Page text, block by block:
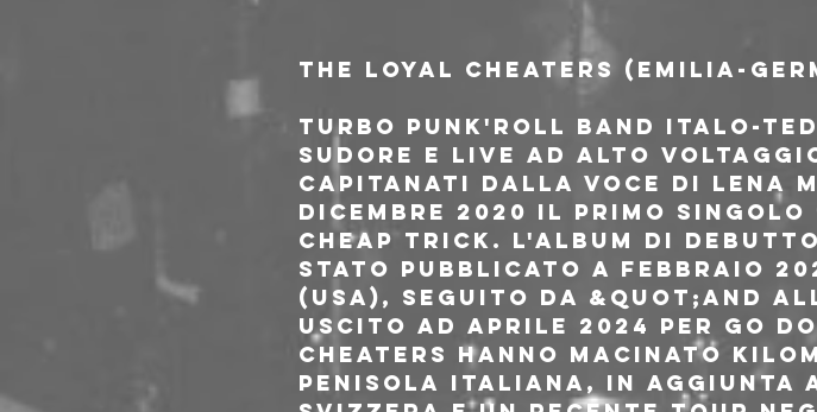
THE LOYAL CHEATERS (EMILIA-
Turbo Punk'Roll band Italo-
sudore e live ad alto
Capitanati dalla voce di Lena
Dicembre 2020 il primo
Cheap Trick. L'album di
stato pubblicato a Febbraio
(USA), seguito da &quot;And
uscito ad Aprile 2024 per Go
Cheaters hanno macinato
penisola italiana, in aggiunta